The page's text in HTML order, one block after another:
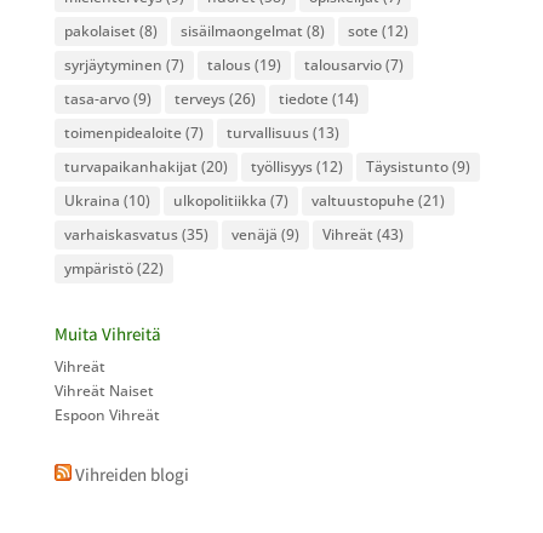
pakolaiset (8) sisäilmaongelmat (8) sote(12)
syrjäytyminen (7) talous(19) talousarvio(7)
tasa-arvo(9) terveys(26) tiedote(14)
toimenpidealoite(7) turvallisuus(13)
turvapaikanhakijat (20) työllisyys(12) Täysistunto(9)
Ukraina (10) ulkopolitiikka (7) valtuustopuhe(21)
varhaiskasvatus(35) venäjä (9) Vihreät (43)
ympäristö(22)
Muita Vihreitä
Vihreät
Vihreät Naiset
Espoon Vihreät
Vihreiden blogi